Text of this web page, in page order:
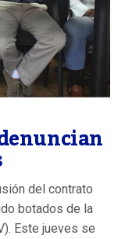
del contrato
botados de la
Este jueves se